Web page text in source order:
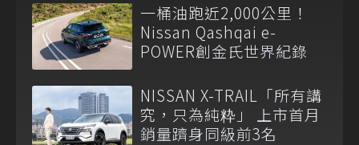
一桶油跑近2,000公里！
Nissan Qashqai e-
POWER創金氏世界紀錄
NISSAN X-TRAIL「所有講
究，只為純粋」 上市首月
銷量躋身同級前3名